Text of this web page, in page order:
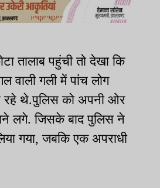
तालाब पहुंची तो देखा कि
वाली गली में पांच लोग
थे.पुलिस को अपनी ओर
लगे. जिसके बाद पुलिस ने
गया,जबकि एक अपराधी